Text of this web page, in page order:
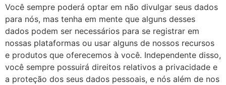
Você sempre poderá optar em não divulgar seus dados
para nós, mas tenha em mente que alguns desses
dados podem ser necessários para se registrar em
nossas plataformas ou usar alguns de nossos recursos
e produtos que oferecemos à você. Independente disso,
você sempre possuirá direitos relativos a privacidade e
a proteção dos seus dados pessoais, e nós além de nos